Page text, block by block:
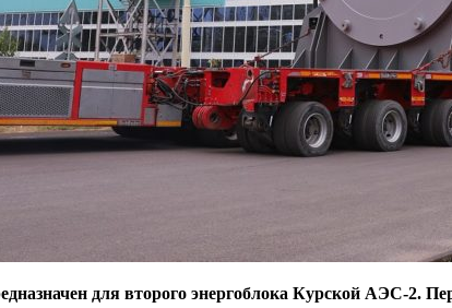
для второго энергоблока Курской АЭС-2.